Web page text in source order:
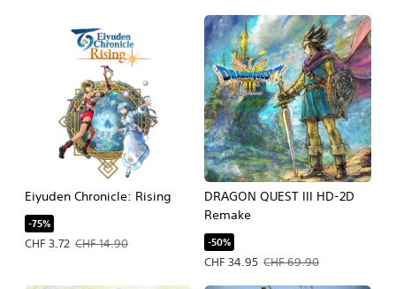
Eiyuden Chronicle: Rising
-75%
CHF 3.72
Prezzo in offerta CHF 3.72. Prezzo originale CHF 14.90.
CHF 14.90
DRAGON QUEST III HD-2D
Remake
-50%
CHF 34.95
Prezzo in offerta CHF 34.95. Prezzo
CHF 69.90